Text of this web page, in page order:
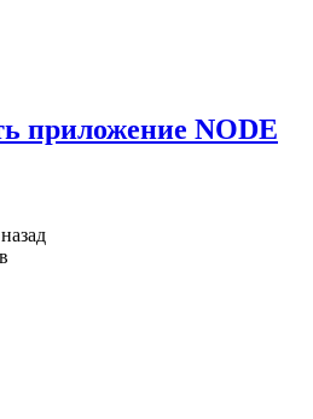
приложение NODE